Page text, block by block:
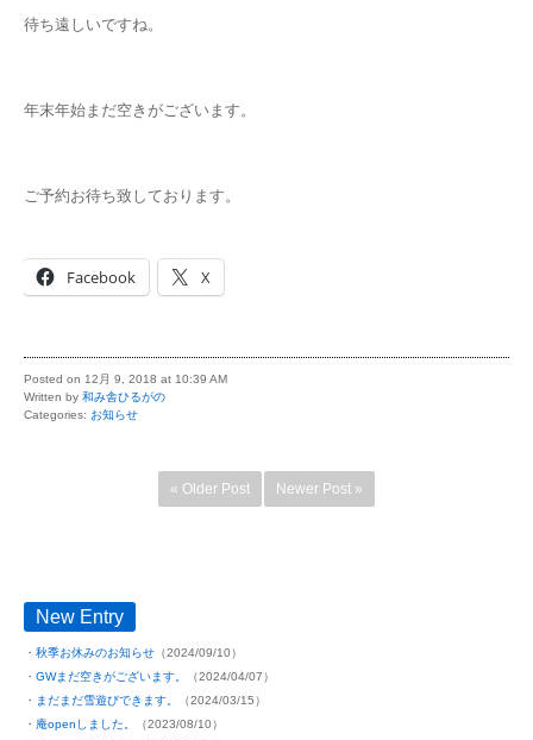
待ち遠しいですね。
年末年始まだ空きがございます。
ご予約お待ち致しております。
Facebook X
Posted on 12月 9, 2018 at 10:39 AM
Written by 和み舎ひるがの
Categories: お知らせ
« Older Post Newer Post »
New Entry
秋季お休みのお知らせ （2024/09/10）
GWまだ空きがございます。
（2024/04/07）
まだまだ雪遊びできます。
（2024/03/15）
庵openしました。
（2023/08/10）